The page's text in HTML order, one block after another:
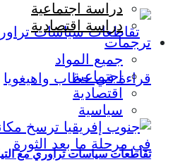
تقاطعات سياسات تراوري مع
دراسة اجتماعية
دراسة اقتصادية
ترجمات
جميع المواد
اجتماعية
اقتصادية
سياسية